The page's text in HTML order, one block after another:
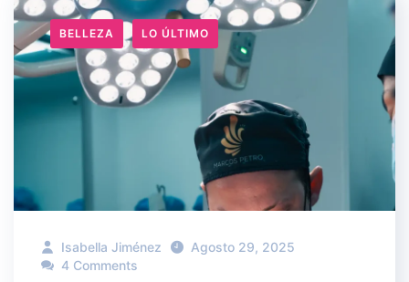
BELLEZA LO ÚLTIMO
Isabella Jiménez
Agosto 29, 2025
4 Comments